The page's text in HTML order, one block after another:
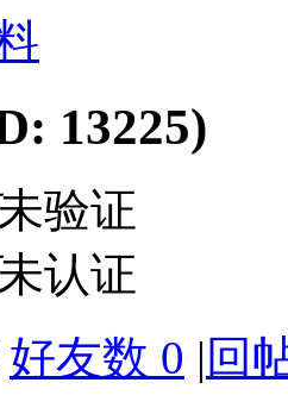
13225)
验证
认证
好友数 0 | 回